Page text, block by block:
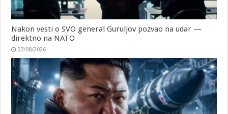
Nakon vesti o SVO general Guruljov pozvao na udar —
direktno na NATO
07/08/2026